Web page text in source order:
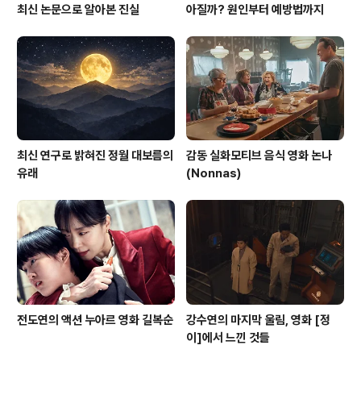
최신 논문으로 알아본 진실
아질까? 원인부터 예방법까지
최신 연구로 밝혀진 정월 대보름의
유래
감동 실화모티브 음식 영화 논나
(Nonnas)
전도연의 액션 누아르 영화 길복순
강수연의 마지막 울림, 영화 [정
이]에서 느낀 것들